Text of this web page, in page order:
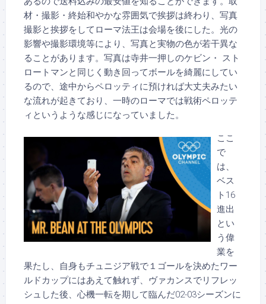
材・撮影・終始和やかな雰囲気で挨拶は終わり、写真
撮影と挨拶をしてローマ法王は会場を後にした。光の
影響や撮影環境等により、写真と実物の色が若干異な
ることがあります。写真は寺井一押しのケビン・ スト
ロートマンと同じく動き回ってボールを綺麗にしてい
るので、途中からペロッティに預ければ大丈夫みたい
な流れが起きており、一時のローマでは戦術ペロッテ
ィというような感じになっていました。
ここ
で
は、
ベス
ト16
進出
とい
う偉
業を
果たし、自身もチュニジア戦で１ゴールを決めたワー
ルドカップにはあえて触れず、ヴァカンスでリフレッ
シュした後、心機一転を期して臨んだ02-03シーズンに